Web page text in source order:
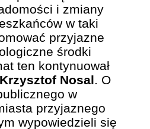
i zmiany
w taki
przyjazne
środki
ten kontynuował
Krzysztof Nosal. O
w
przyjaznego
wypowiedzieli się